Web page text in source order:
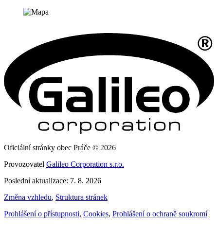
Oficiální stránky obec Práče © 2026
Provozovatel Galileo Corporation s.r.o.
Poslední aktualizace: 7. 8. 2026
Změna vzhledu, Struktura stránek
Prohlášení o přístupnosti, Cookies, Prohlášení o ochraně soukromí